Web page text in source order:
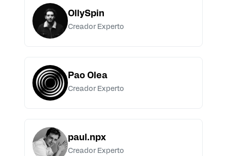
OllySpin
Creador Experto
Pao Olea
Creador Experto
paul.npx
Creador Experto